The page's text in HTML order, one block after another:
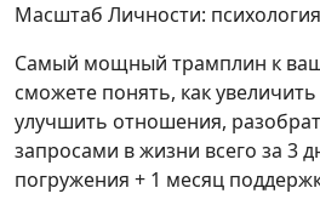
Масштаб Личности:
Самый мощный трамплин к
сможете понять, как
улучшить отношения,
запросами в жизни всего за 3
погружения + 1 месяц